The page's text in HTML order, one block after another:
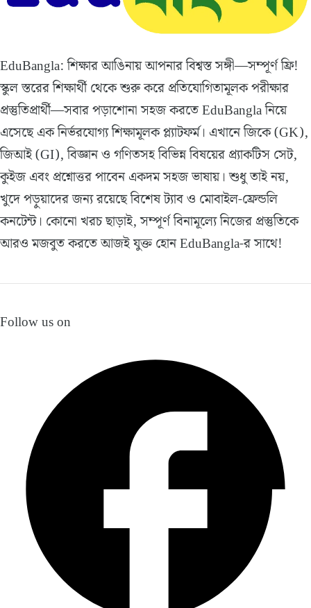
EduBangla: শিক্ষার আঙিনায় আপনার বিশ্বস্ত সঙ্গী—সম্পূর্ণ ফ্রি!
স্কুল স্তরের শিক্ষার্থী থেকে শুরু করে প্রতিযোগিতামূলক পরীক্ষার
প্রস্তুতিপ্রার্থী—সবার পড়াশোনা সহজ করতে EduBangla নিয়ে
এসেছে এক নির্ভরযোগ্য শিক্ষামূলক প্ল্যাটফর্ম। এখানে জিকে (GK),
জিআই (GI), বিজ্ঞান ও গণিতসহ বিভিন্ন বিষয়ের প্র্যাকটিস সেট,
কুইজ এবং প্রশ্নোত্তর পাবেন একদম সহজ ভাষায়। শুধু তাই নয়,
খুদে পড়ুয়াদের জন্য রয়েছে বিশেষ ট্যাব ও মোবাইল-ফ্রেন্ডলি
কনটেন্ট। কোনো খরচ ছাড়াই, সম্পূর্ণ বিনামূল্যে নিজের প্রস্তুতিকে
আরও মজবুত করতে আজই যুক্ত হোন EduBangla-র সাথে!
Follow us on